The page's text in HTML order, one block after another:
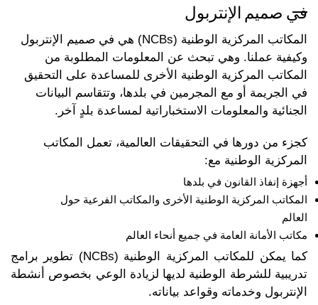
في صميم الإنتربول
المكاتب المركزية الوطنية (NCBs) هي في صميم الإنتربول
وكيفية عملنا. وهي تبحث عن المعلومات المطلوبة من
المكاتب المركزية الوطنية الأخرى للمساعدة على التحقيق
في الجريمة أو مع المجرمين في بلدها، وتتقاسم البيانات
الجنائية والمعلومات الاستخباراتية لمساعدة بلدٍ آخر.
كجزء من دورها في التحقيقات العالمية، تعمل المكاتب
المركزية الوطنية مع:
أجهزة إنفاذ القانون في بلدها
المكاتب المركزية الوطنية الأخرى والمكاتب الفرعية حول
العالم
مكاتب الأمانة العامة في جميع أنحاء العالم
كما يمكن للمكاتب المركزية الوطنية (NCBs) تطوير برامج
تدريبية للشرطة الوطنية لديها لزيادة الوعي بخصوص أنشطة
الإنتربول وخدماته وقواعد بياناته.